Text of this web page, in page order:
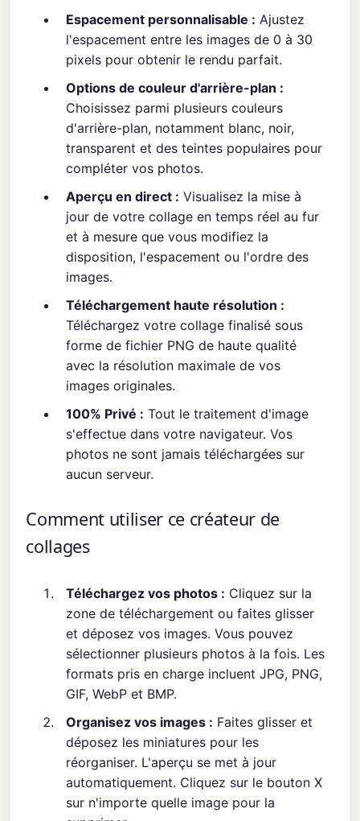
Espacement personnalisable : Ajustez
l'espacement entre les images de 0 à 30
pixels pour obtenir le rendu parfait.
Options de couleur d'arrière-plan :
Choisissez parmi plusieurs couleurs
d'arrière-plan, notamment blanc, noir,
transparent et des teintes populaires pour
compléter vos photos.
Aperçu en direct : Visualisez la mise à
jour de votre collage en temps réel au fur
et à mesure que vous modifiez la
disposition, l'espacement ou l'ordre des
images.
Téléchargement haute résolution :
Téléchargez votre collage finalisé sous
forme de fichier PNG de haute qualité
avec la résolution maximale de vos
images originales.
100% Privé : Tout le traitement d'image
s'effectue dans votre navigateur. Vos
photos ne sont jamais téléchargées sur
aucun serveur.
Comment utiliser ce créateur de
collages
Téléchargez vos photos : Cliquez sur la
zone de téléchargement ou faites glisser
et déposez vos images. Vous pouvez
sélectionner plusieurs photos à la fois. Les
formats pris en charge incluent JPG, PNG,
GIF, WebP et BMP.
Organisez vos images : Faites glisser et
déposez les miniatures pour les
réorganiser. L'aperçu se met à jour
automatiquement. Cliquez sur le bouton X
sur n'importe quelle image pour la